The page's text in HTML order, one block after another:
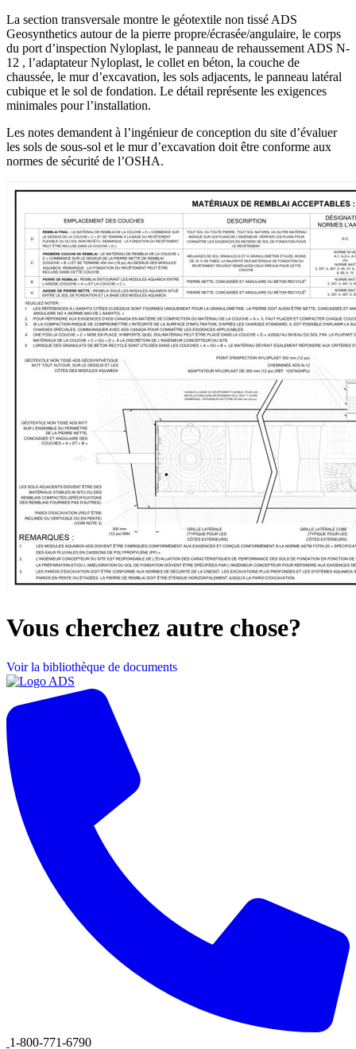
La section transversale montre le géotextile non tissé ADS
Geosynthetics autour de la pierre propre/écrasée/angulaire, le corps
du port d’inspection Nyloplast, le panneau de rehaussement ADS N-
12 , l’adaptateur Nyloplast, le collet en béton, la couche de
chaussée, le mur d’excavation, les sols adjacents, le panneau latéral
cubique et le sol de fondation. Le détail représente les exigences
minimales pour l’installation.
Les notes demandent à l’ingénieur de conception du site d’évaluer
les sols de sous-sol et le mur d’excavation doit être conforme aux
normes de sécurité de l’OSHA.
Vous cherchez autre chose?
Voir la bibliothèque de documents
1-800-771-6790